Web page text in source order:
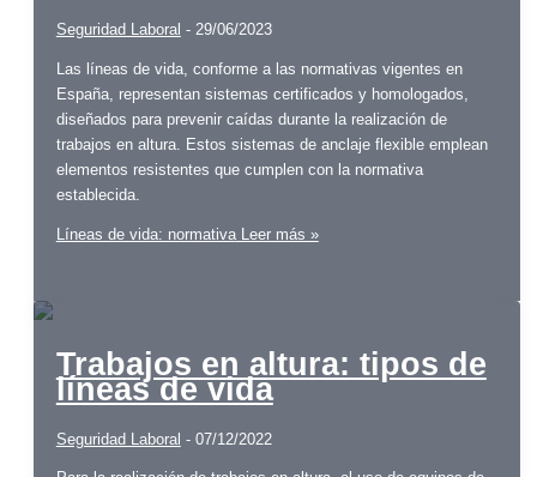
Seguridad Laboral - 29/06/2023
Las líneas de vida, conforme a las normativas vigentes en
España, representan sistemas certificados y homologados,
diseñados para prevenir caídas durante la realización de
trabajos en altura. Estos sistemas de anclaje flexible emplean
elementos resistentes que cumplen con la normativa
establecida.
Líneas de vida: normativaLeer más »
Trabajos en altura: tipos de
líneas de vida
Seguridad Laboral - 07/12/2022